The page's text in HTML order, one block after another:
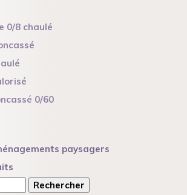
0/8 chaulé
0/60
paysagers